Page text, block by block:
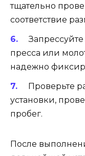
тщательно
соответствие
пресса или
надежно
Проверьте
установки,
пробег.
После